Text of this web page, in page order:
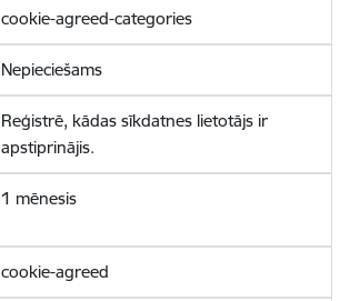
cookie-agreed-categories
Nepieciešams
Reģistrē, kādas sīkdatnes lietotājs ir
apstiprinājis.
1 mēnesis
cookie-agreed